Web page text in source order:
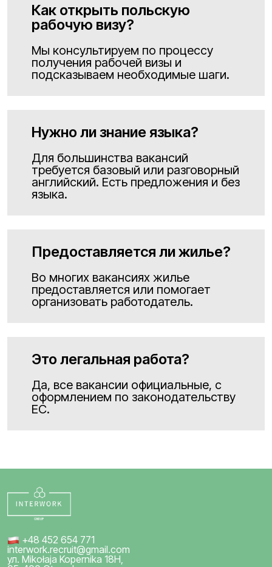
Как открыть польскую
рабочую визу?
Мы консультируем по процессу
получения рабочей визы и
подсказываем необходимые шаги.
Нужно ли знание языка?
Для большинства вакансий
требуется базовый или разговорный
английский. Есть предложения и без
языка.
Предоставляется ли жилье?
Во многих вакансиях жилье
предоставляется или помогает
организовать работодатель.
Это легальная работа?
Да, все вакансии официальные, с
оформлением по законодательству
ЕС.
+48 452 654 771
interwork.recruit@gmail.com
ул. Mikołaja Kopernika 18H,